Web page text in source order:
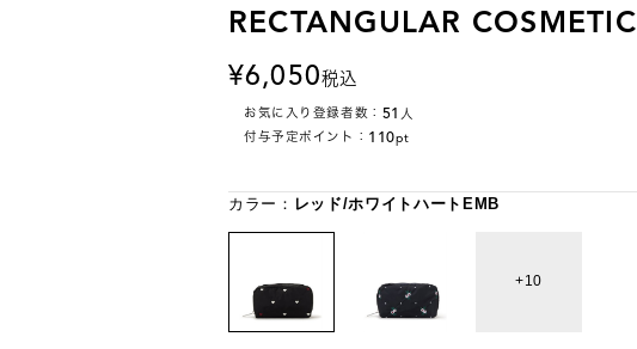
RECTANGULAR COSMETIC
6,050税込
お気に入り登録者数： 51 人
付与予定ポイント： 110pt
カラー： レッド/ホワイトハートEMB
10